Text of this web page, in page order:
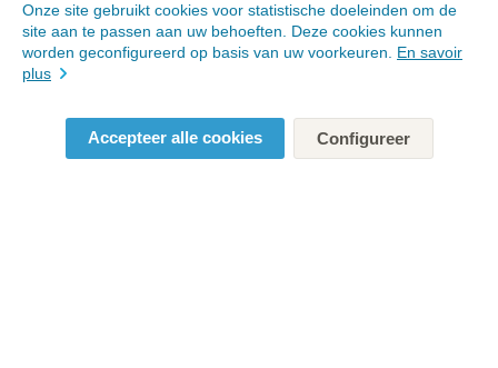
Onze site gebruikt cookies voor statistische doeleinden om de
site aan te passen aan uw behoeften. Deze cookies kunnen
worden geconfigureerd op basis van uw voorkeuren. En savoir
plus
Accepteer alle cookies Configureer